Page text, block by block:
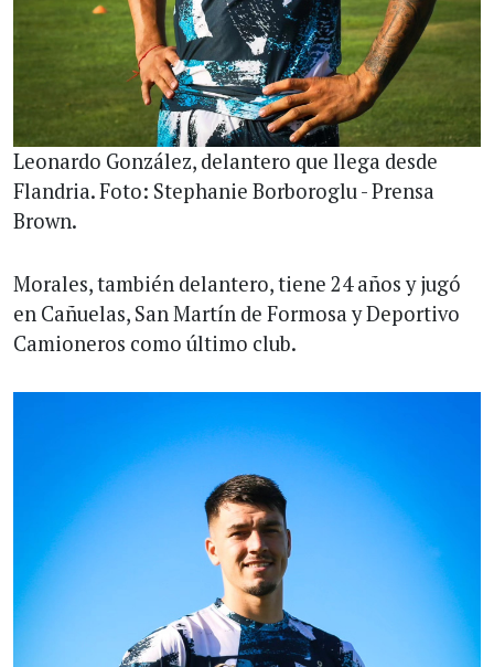
Leonardo González, delantero que llega desde
Flandria. Foto: Stephanie Borboroglu - Prensa
Brown.
Morales, también delantero, tiene 24 años y jugó
en Cañuelas, San Martín de Formosa y Deportivo
Camioneros como último club.